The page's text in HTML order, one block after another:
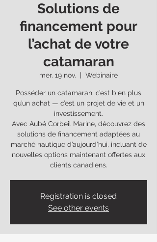
Solutions de
financement pour
l’achat de votre
catamaran
mer. 19 nov. Webinaire
Posséder un catamaran, c’est bien plus
qu’un achat — c’est un projet de vie et un
investissement.
Avec Aubé Corbeil Marine, découvrez des
solutions de financement adaptées au
marché nautique d’aujourd’hui, incluant de
nouvelles options maintenant offertes aux
clients canadiens.
Registration is closed
See other events